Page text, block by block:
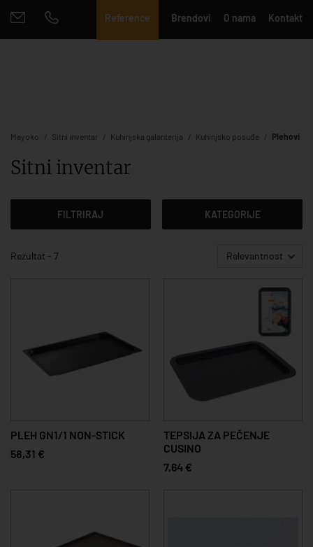
Reference Brendovi O nama Kontakt
Mayoko Sitni inventar Kuhinjska galanterija Kuhinjsko posuđe Plehovi
Sitni inventar
FILTRIRAJ KATEGORIJE
Rezultat - 7 Relevantnost
PLEH GN1/1 NON-STICK
58,31 €
TEPSIJA ZA PEČENJE
CUSINO
7,64 €